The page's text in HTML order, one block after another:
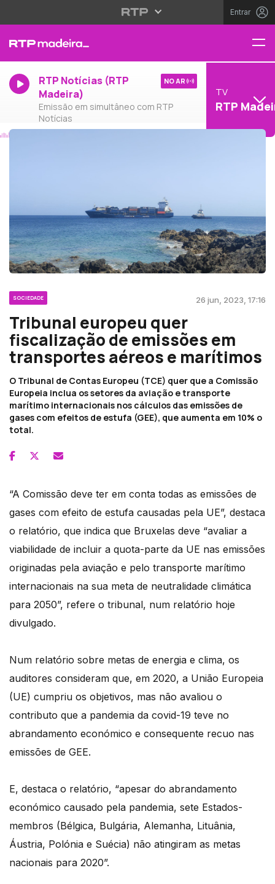
Entrar
RTP Notícias (RTP
Madeira)
Emissão em simultâneo com RTP
Notícias
NO AR
TV
RTP
SOCIEDADE 26 jun, 2023, 17:16
Tribunal europeu quer
fiscalização de emissões em
transportes aéreos e marítimos
O Tribunal de Contas Europeu (TCE) quer que a Comissão
Europeia inclua os setores da aviação e transporte
marítimo internacionais nos cálculos das emissões de
gases com efeitos de estufa (GEE), que aumenta em 10% o
total.
“A Comissão deve ter em conta todas as emissões de
gases com efeito de estufa causadas pela UE”, destaca
o relatório, que indica que Bruxelas deve “avaliar a
viabilidade de incluir a quota-parte da UE nas emissões
originadas pela aviação e pelo transporte marítimo
internacionais na sua meta de neutralidade climática
para 2050”, refere o tribunal, num relatório hoje
divulgado.
Num relatório sobre metas de energia e clima, os
auditores consideram que, em 2020, a União Europeia
(UE) cumpriu os objetivos, mas não avaliou o
contributo que a pandemia da covid-19 teve no
abrandamento económico e consequente recuo nas
emissões de GEE.
E, destaca o relatório, “apesar do abrandamento
económico causado pela pandemia, sete Estados-
membros (Bélgica, Bulgária, Alemanha, Lituânia,
Áustria, Polónia e Suécia) não atingiram as metas
nacionais para 2020”.